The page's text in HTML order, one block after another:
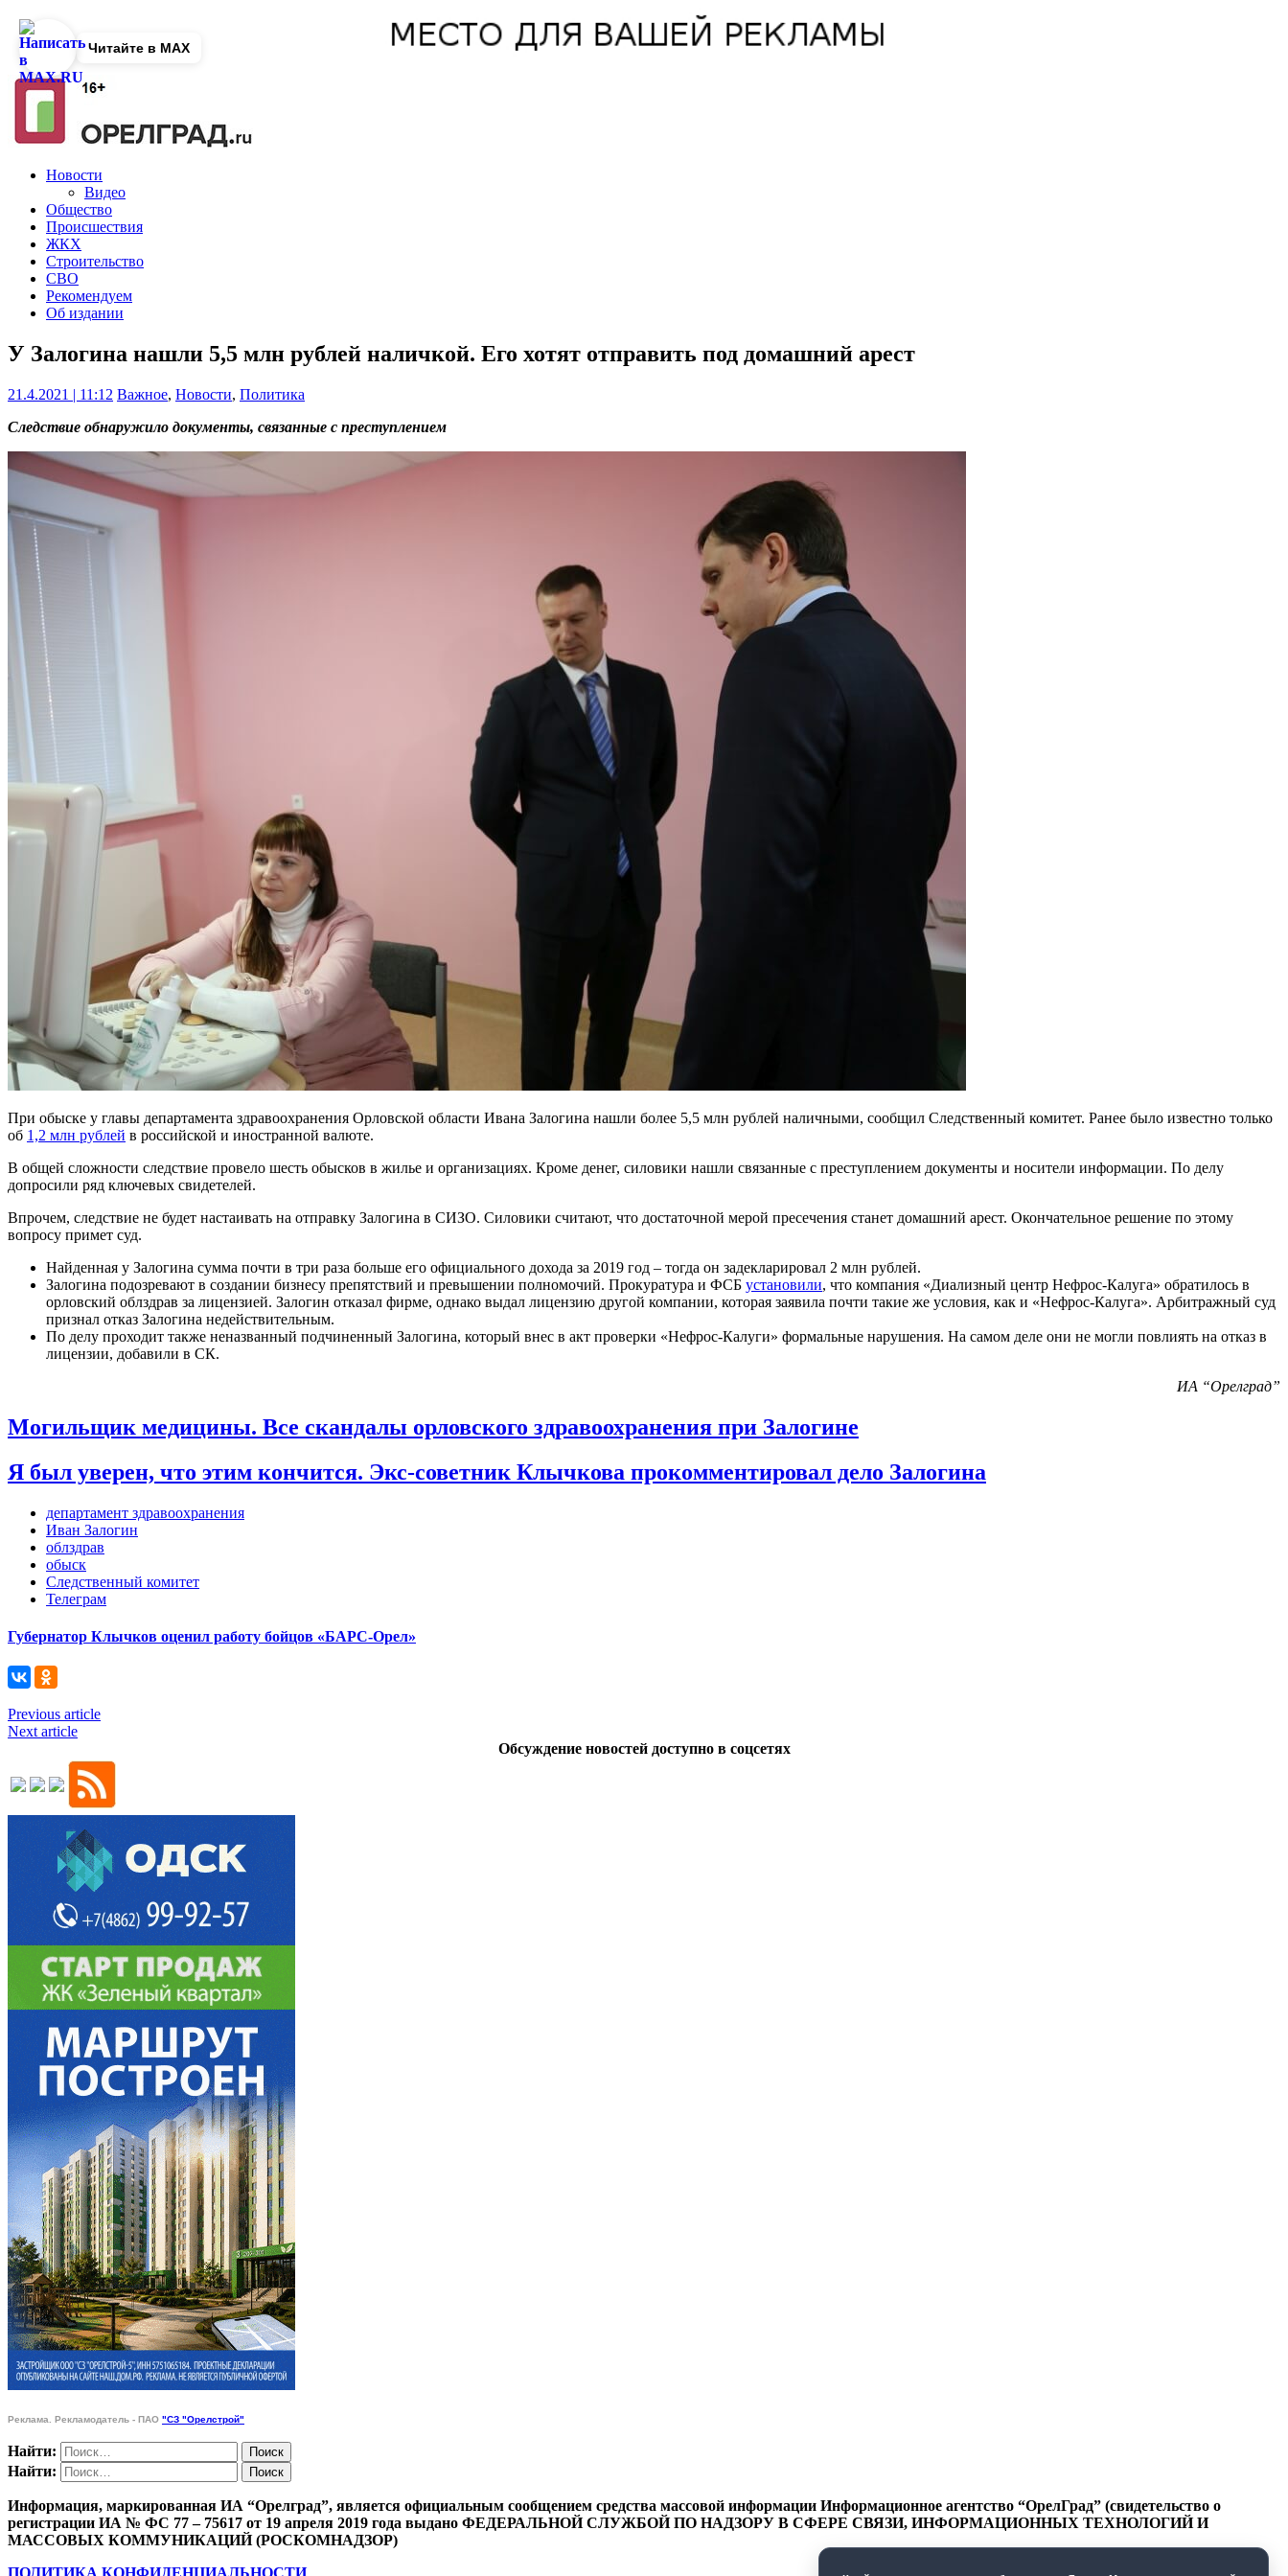
Новости
Видео
Общество
Происшествия
ЖКХ
Строительство
СВО
Рекомендуем
Об издании
У Залогина нашли 5,5 млн рублей наличкой. Его хотят отправить под домашний арест
21.4.2021 | 11:12 Важное, Новости, Политика
Следствие обнаружило документы, связанные с преступлением
При обыске у главы департамента здравоохранения Орловской области Ивана Залогина нашли более 5,5 млн рублей наличными, сообщил Следственный комитет. Ранее было известно только
об 1,2 млн рублей в российской и иностранной валюте.
В общей сложности следствие провело шесть обысков в жилье и организациях. Кроме денег, силовики нашли связанные с преступлением документы и носители информации. По делу
допросили ряд ключевых свидетелей.
Впрочем, следствие не будет настаивать на отправку Залогина в СИЗО. Силовики считают, что достаточной мерой пресечения станет домашний арест. Окончательное решение по этому
вопросу примет суд.
Найденная у Залогина сумма почти в три раза больше его официального дохода за 2019 год – тогда он задекларировал 2 млн рублей.
Залогина подозревают в создании бизнесу препятствий и превышении полномочий. Прокуратура и ФСБ установили, что компания «Диализный центр Нефрос-Калуга» обратилось в
орловский облздрав за лицензией. Залогин отказал фирме, однако выдал лицензию другой компании, которая заявила почти такие же условия, как и «Нефрос-Калуга». Арбитражный суд
признал отказ Залогина недействительным.
По делу проходит также неназванный подчиненный Залогина, который внес в акт проверки «Нефрос-Калуги» формальные нарушения. На самом деле они не могли повлиять на отказ в
лицензии, добавили в СК.
ИА “Орелград”
Могильщик медицины. Все скандалы орловского здравоохранения при Залогине
Я был уверен, что этим кончится. Экс-советник Клычкова прокомментировал дело Залогина
департамент здравоохранения
Иван Залогин
облздрав
обыск
Следственный комитет
Телеграм
Губернатор Клычков оценил работу бойцов «БАРС-Орел»
Previous article
Next article
Обсуждение новостей доступно в соцсетях
Реклама. Рекламодатель - ПАО "СЗ "Орелстрой"
Найти:
Найти:
Информация, маркированная ИА “Орелград”, является официальным сообщением средства массовой информации Информационное агентство “ОрелГрад” (свидетельство о
регистрации ИА № ФС 77 – 75617 от 19 апреля 2019 года выдано ФЕДЕРАЛЬНОЙ СЛУЖБОЙ ПО НАДЗОРУ В СФЕРЕ СВЯЗИ, ИНФОРМАЦИОННЫХ ТЕХНОЛОГИЙ И
МАССОВЫХ КОММУНИКАЦИЙ (РОСКОМНАДЗОР)
Читайте в MAX